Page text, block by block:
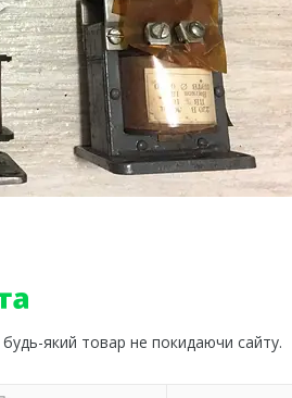
який товар не покидаючи сайту.